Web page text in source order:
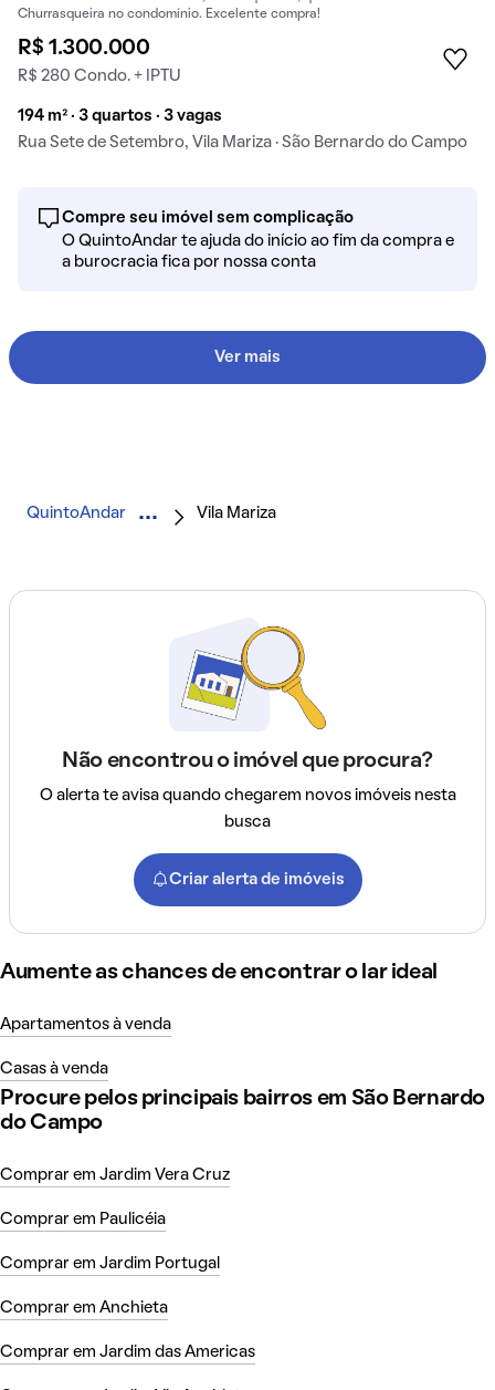
Churrasqueira no condomínio. Excelente compra!
R$ 1.300.000
R$ 280 Condo. + IPTU
194 m² · 3 quartos · 3 vagas
Rua Sete de Setembro, Vila Mariza · São Bernardo do Campo
Compre seu imóvel sem complicação
O QuintoAndar te ajuda do início ao fim da compra e
a burocracia fica por nossa conta
Ver mais
QuintoAndar Vila Mariza
Não encontrou o imóvel que procura?
O alerta te avisa quando chegarem novos imóveis nesta
busca
Criar alerta de imóveis
Aumente as chances de encontrar o lar ideal
Apartamentos à venda
Casas à venda
Procure pelos principais bairros em São Bernardo
do Campo
Comprar em Jardim Vera Cruz
Comprar em Paulicéia
Comprar em Jardim Portugal
Comprar em Anchieta
Comprar em Jardim das Americas